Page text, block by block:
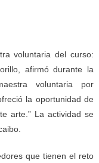
voluntaria del curso:
afirmó durante la
voluntaria por
la oportunidad de
arte.” La actividad se
que tienen el reto